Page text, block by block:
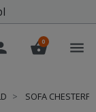
shopping_basket
0 menu
SOFA